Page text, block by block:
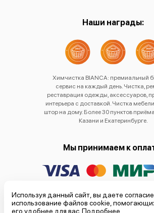
Наши награды:
Химчистка BIANCA: премиальный
сервис на каждый день. Чистка,
реставрация одежды, аксессуаров,
интерьера с доставкой. Чистка
штор на дому. Более 30 пунктов
Казани и Екатеринбурге.
Мы принимаем к
Политика обработки
персональных данных
Используя данный сайт, вы даете
использование файлов cookie,
его удобнее для вас. Подробнее